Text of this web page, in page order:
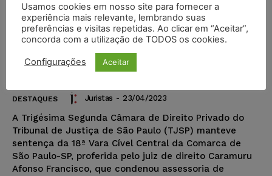
Assessoria deve devolver dinheiro
de festa de casamento cancelada
na pandemia
DESTAQUES Juristas - 23/04/2023
A Trigésima Segunda Câmara de Direito Privado do
Tribunal de Justiça de São Paulo (TJSP) manteve
sentença da 18ª Vara Cível Central da Comarca de
São Paulo-SP, proferida pelo juiz de direito Caramuru
Afonso Francisco, que condenou assessoria de
Usamos cookies em nosso site para fornecer a
experiência mais relevante, lembrando suas
preferências e visitas repetidas. Ao clicar em “Aceitar”,
concorda com a utilização de TODOS os cookies.
Configurações Aceitar